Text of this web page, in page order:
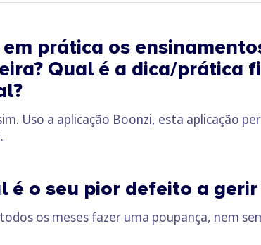
em prática os
Qual é a dica/prática
Uso a aplicação Boonzi, esta aplicação
é o seu pior defeito a
os meses fazer uma poupança, nem